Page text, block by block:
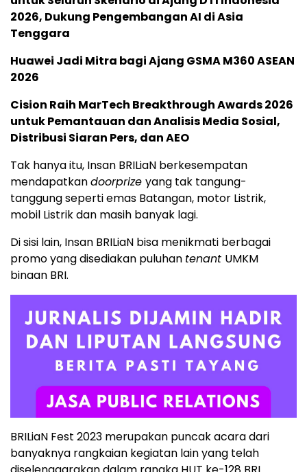
2026, Dukung Pengembangan AI di Asia
Tenggara
Huawei Jadi Mitra bagi Ajang GSMA M360 ASEAN
2026
Cision Raih MarTech Breakthrough Awards 2026
untuk Pemantauan dan Analisis Media Sosial,
Distribusi Siaran Pers, dan AEO
Tak hanya itu, Insan BRILiaN berkesempatan
mendapatkandoorprize yang tak tangung-
tanggung seperti emas Batangan, motor Listrik,
mobil Listrik dan masih banyak lagi.
Di sisi lain, Insan BRILiaN bisa menikmati berbagai
promo yang disediakan puluhan tenant UMKM
binaan BRI.
BRILiaN Fest 2023 merupakan puncak acara dari
banyaknya rangkaian kegiatan lain yang telah